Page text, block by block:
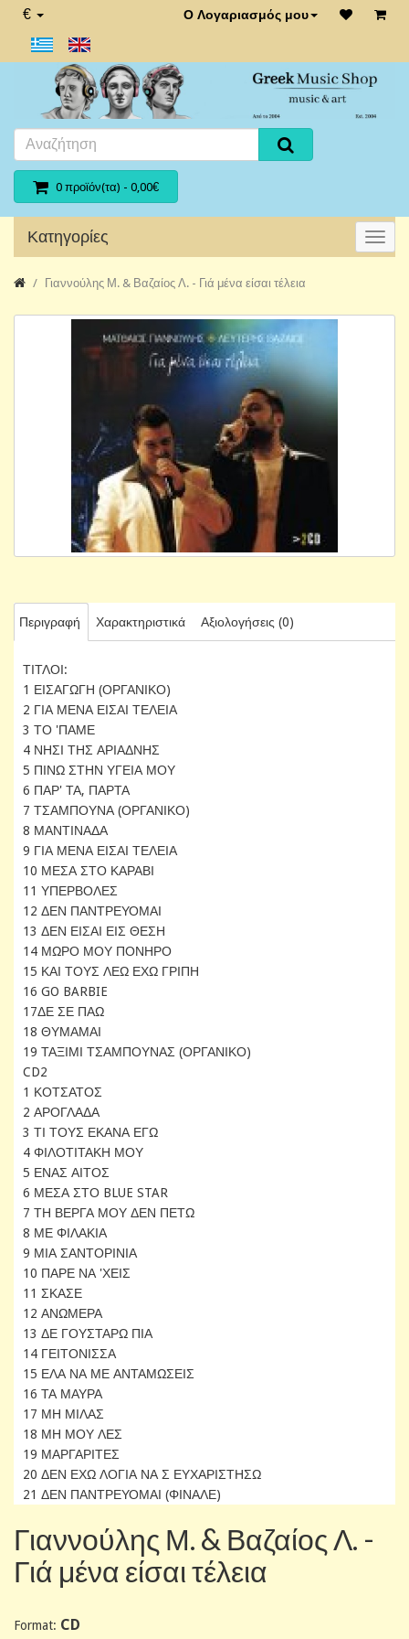
€ Ο Λογαριασμός μου
0 προϊόν(τα) - 0,00€
Κατηγορίες
Γιαννούλης Μ. & Βαζαίος Λ. - Γιά μένα είσαι τέλεια
Περιγραφή Χαρακτηριστικά Αξιολογήσεις (0)
ΤΙΤΛΟΙ:
1 ΕΙΣΑΓΩΓΗ (ΟΡΓΑΝΙΚΟ)
2 ΓΙΑ ΜΕΝΑ ΕΙΣΑΙ ΤΕΛΕΙΑ
3 ΤΟ 'ΠΑΜΕ
4 ΝΗΣΙ ΤΗΣ ΑΡΙΑΔΝΗΣ
5 ΠΙΝΩ ΣΤΗΝ ΥΓΕΙΑ ΜΟΥ
6 ΠΑΡ' ΤΑ, ΠΑΡΤΑ
7 ΤΣΑΜΠΟΥΝΑ (ΟΡΓΑΝΙΚΟ)
8 ΜΑΝΤΙΝΑΔΑ
9 ΓΙΑ ΜΕΝΑ ΕΙΣΑΙ ΤΕΛΕΙΑ
10 ΜΕΣΑ ΣΤΟ ΚΑΡΑΒΙ
11 ΥΠΕΡΒΟΛΕΣ
12 ΔΕΝ ΠΑΝΤΡΕΥΟΜΑΙ
13 ΔΕΝ ΕΙΣΑΙ ΕΙΣ ΘΕΣΗ
14 ΜΩΡΟ ΜΟΥ ΠΟΝΗΡΟ
15 ΚΑΙ ΤΟΥΣ ΛΕΩ ΕΧΩ ΓΡΙΠΗ
16 GO BARBIE
17ΔΕ ΣΕ ΠΑΩ
18 ΘΥΜΑΜΑΙ
19 ΤΑΞΙΜΙ ΤΣΑΜΠΟΥΝΑΣ (ΟΡΓΑΝΙΚΟ)
CD2
1 ΚΟΤΣΑΤΟΣ
2 ΑΡΟΓΛΑΔΑ
3 ΤΙ ΤΟΥΣ ΕΚΑΝΑ ΕΓΩ
4 ΦΙΛΟΤΙΤΑΚΗ ΜΟΥ
5 ΕΝΑΣ ΑΙΤΟΣ
6 ΜΕΣΑ ΣΤΟ BLUE STAR
7 ΤΗ ΒΕΡΓΑ ΜΟΥ ΔΕΝ ΠΕΤΩ
8 ΜΕ ΦΙΛΑΚΙΑ
9 ΜΙΑ ΣΑΝΤΟΡΙΝΙΑ
10 ΠΑΡΕ ΝΑ 'ΧΕΙΣ
11 ΣΚΑΣΕ
12 ΑΝΩΜΕΡΑ
13 ΔΕ ΓΟΥΣΤΑΡΩ ΠΙΑ
14 ΓΕΙΤΟΝΙΣΣΑ
15 ΕΛΑ ΝΑ ΜΕ ΑΝΤΑΜΩΣΕΙΣ
16 ΤΑ ΜΑΥΡΑ
17 ΜΗ ΜΙΛΑΣ
18 ΜΗ ΜΟΥ ΛΕΣ
19 ΜΑΡΓΑΡΙΤΕΣ
20 ΔΕΝ ΕΧΩ ΛΟΓΙΑ ΝΑ Σ ΕΥΧΑΡΙΣΤΗΣΩ
21 ΔΕΝ ΠΑΝΤΡΕΥΟΜΑΙ (ΦΙΝΑΛΕ)
Γιαννούλης Μ. & Βαζαίος Λ. -
Γιά μένα είσαι τέλεια
Format: CD